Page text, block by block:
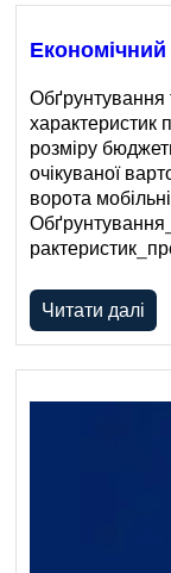
Обґрунтування
характеристик
розміру
очікуваної
ворота
Читати далі